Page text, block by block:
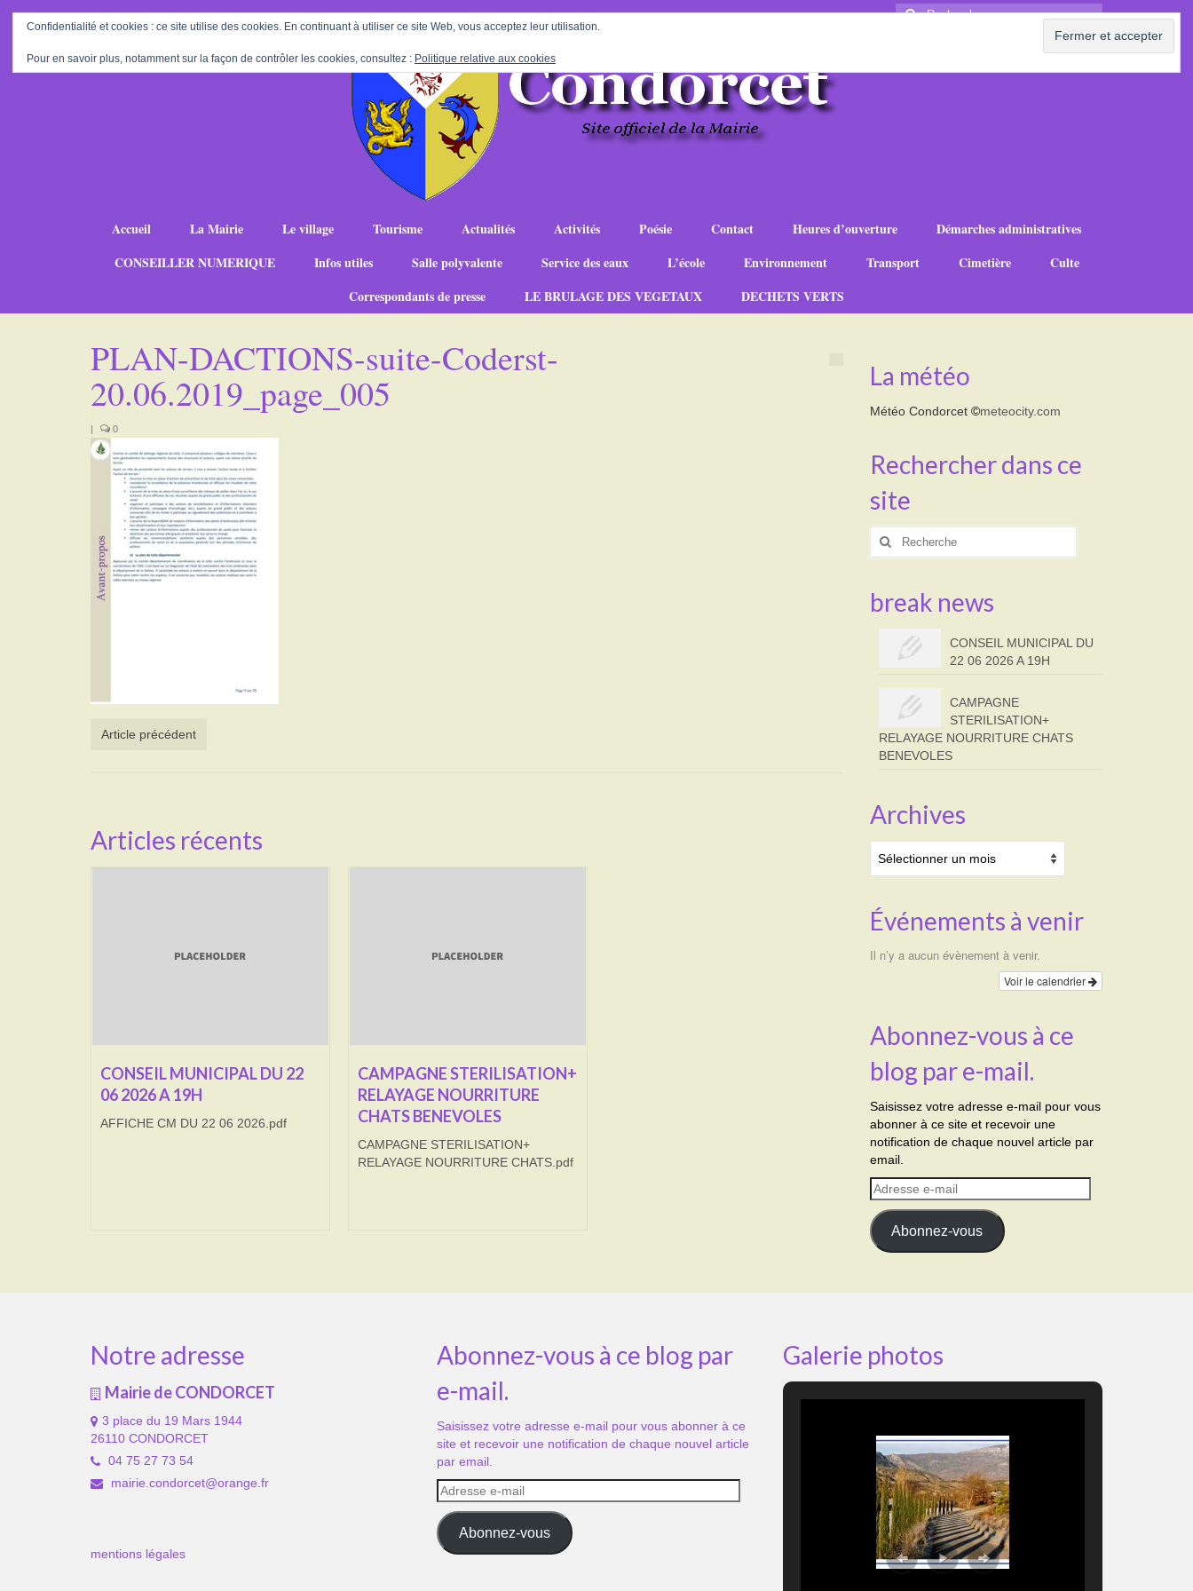
Rechercher
Accueil La Mairie Le village Tourisme Actualités Activités Poésie Contact Heures d’ouverture
Démarches administratives
CONSEILLER NUMERIQUE
Infos utiles Salle polyvalente Service des eaux L’école Environnement Transport Cimetière
Culte
Correspondants de presse
LE BRULAGE DES VEGETAUX DECHETS VERTS
PLAN-DACTIONS-suite-Coderst-
20.06.2019_page_005
| 0
Article précédent
Articles récents
CONSEIL MUNICIPAL DU 22
06 2026 A 19H
AFFICHE CM DU 22 06 2026.pdf
CAMPAGNE STERILISATION+
RELAYAGE NOURRITURE
CHATS BENEVOLES
CAMPAGNE STERILISATION+
RELAYAGE NOURRITURE CHATS.pdf
La météo
Météo Condorcet©meteocity.com
Rechercher dans ce
site
Rechercher
break news
CONSEIL MUNICIPAL DU
22 06 2026 A 19H
CAMPAGNE
STERILISATION+
RELAYAGE NOURRITURE CHATS
BENEVOLES
Archives
Événements à venir
Il n’y a aucun évènement à venir.
Voir le calendrier
Abonnez-vous à ce
blog par e-mail.
Saisissez votre adresse e-mail pour vous
abonner à ce site et recevoir une
notification de chaque nouvel article par
email.
Adresse
e-
mail
Abonnez-vous
Notre adresse
Mairie de CONDORCET
3 place du 19 Mars 1944
26110 CONDORCET
04 75 27 73 54
mairie.condorcet@orange.fr
mentions légales
Abonnez-vous à ce blog par
e-mail.
Saisissez votre adresse e-mail pour vous abonner à ce
site et recevoir une notification de chaque nouvel article
par email.
Adresse
e-
mail
Abonnez-vous
Galerie photos
Confidentialité et cookies : ce site utilise des cookies. En continuant à utiliser ce site Web, vous acceptez leur utilisation.
Pour en savoir plus, notamment sur la façon de contrôler les cookies, consultez : Politique relative aux cookies